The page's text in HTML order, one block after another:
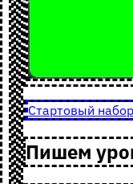
Стартовый
Пишем